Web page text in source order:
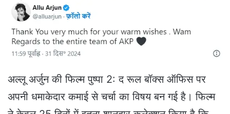
l
अल्लू अर्जुन की फिल्म पुष्पा 2: द रूल बॉक्स ऑफिस पर
अपनी धमाकेदार कमाई से चर्चा का विषय बन गई है। फिल्म